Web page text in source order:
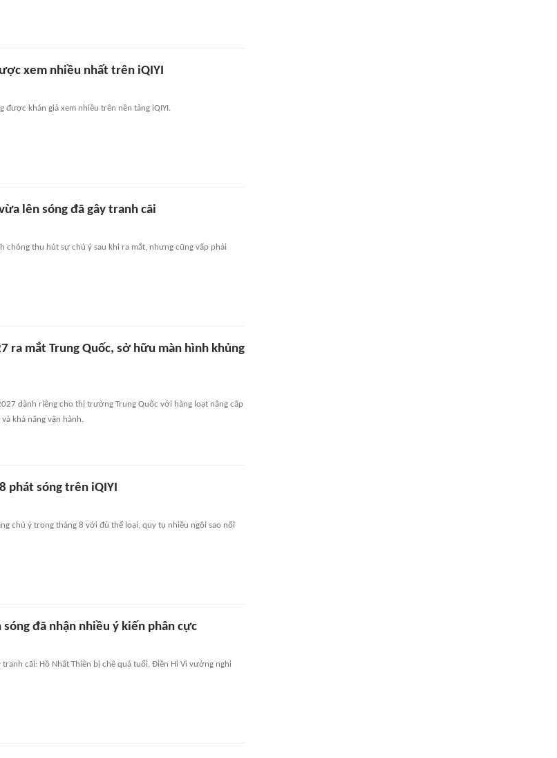
xem nhiều nhất trên iQIYI
được khán giả xem nhiều trên nền tảng iQIYI.
lên sóng đã gây tranh cãi
chóng thu hút sự chú ý sau khi ra mắt, nhưng cũng vấp phải
ra mắt Trung Quốc, sở hữu màn hình khủng
dành riêng cho thị trường Trung Quốc với hàng loạt nâng cấp
khả năng vận hành.
phát sóng trên iQIYI
chú ý trong tháng 8 với đủ thể loại, quy tụ nhiều ngôi sao nổi
sóng đã nhận nhiều ý kiến phân cực
tranh cãi: Hồ Nhất Thiên bị chê quá tuổi, Điền Hi Vi vướng nghi